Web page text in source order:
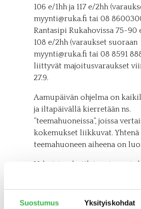
Suostumus Yksityiskohdat
106 e/1hh ja 117 e/2hh
myynti@ruka.fi tai 08
Rantasipi Rukahovissa 75-90
108 e/2hh (varaukset suoraan
myynti@ruka.fi tai 08 8591
liittyvät majoitusvaraukset
27.9.
Aamupäivän ohjelma on
ja iltapäivällä kierretään ns.
”teemahuoneissa”, joissa
kokemukset liikkuvat. Yhtenä
teemahuoneen aiheena on
Valmistaudu tilaisuuteen
miettimällä, mitä jaettavaa
toisaalta minkälaisista
kuulla muilta. Voit ottaa